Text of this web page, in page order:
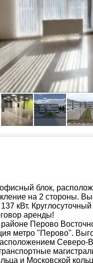
блок,
на 2 стороны.
кВт.
аренды!
Перово
метро "Перово".
и Московской